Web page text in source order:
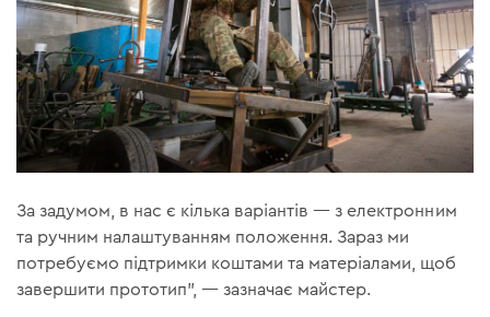
За задумом, в нас є кілька варіантів — з електронним
та ручним налаштуванням положення. Зараз ми
потребуємо підтримки коштами та матеріалами, щоб
завершити прототип”, — зазначає майстер.